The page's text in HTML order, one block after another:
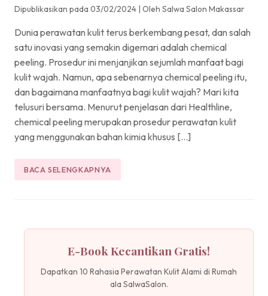
Dipublikasikan pada 03/02/2024 Oleh Salwa Salon Makassar
Dunia perawatan kulit terus berkembang pesat, dan salah
satu inovasi yang semakin digemari adalah chemical
peeling. Prosedur ini menjanjikan sejumlah manfaat bagi
kulit wajah. Namun, apa sebenarnya chemical peeling itu,
dan bagaimana manfaatnya bagi kulit wajah? Mari kita
telusuri bersama. Menurut penjelasan dari Healthline,
chemical peeling merupakan prosedur perawatan kulit
yang menggunakan bahan kimia khusus […]
BACA SELENGKAPNYA
E-Book Kecantikan Gratis!
Dapatkan 10 Rahasia Perawatan Kulit Alami di Rumah
ala SalwaSalon.